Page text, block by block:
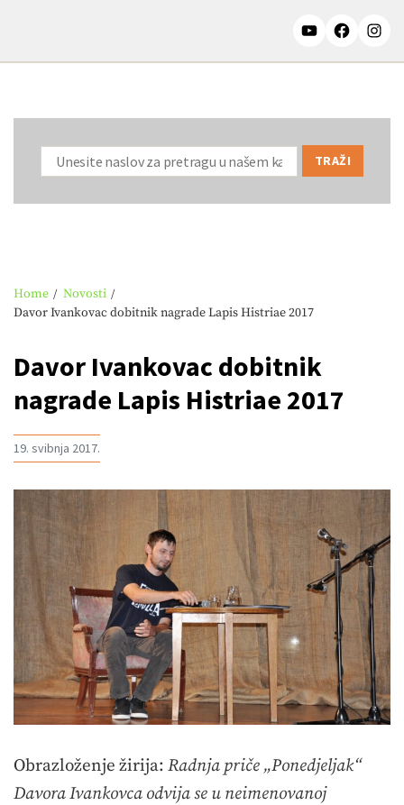
Home
Novosti
Davor Ivankovac dobitnik nagrade Lapis Histriae 2017
Davor Ivankovac dobitnik
nagrade Lapis Histriae 2017
19. svibnja 2017.
Obrazloženje žirija: Radnja priče „Ponedjeljak“
Davora Ivankovca odvija se u neimenovanoj